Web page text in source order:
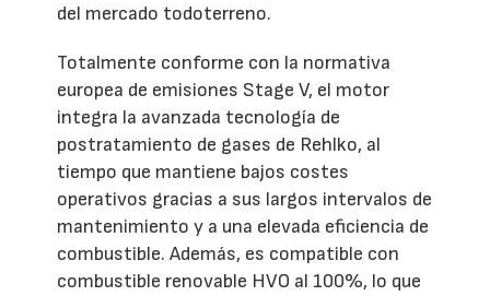
del mercado todoterreno.
Totalmente conforme con la normativa
europea de emisiones Stage V, el motor
integra la avanzada tecnología de
postratamiento de gases de Rehlko, al
tiempo que mantiene bajos costes
operativos gracias a sus largos intervalos de
mantenimiento y a una elevada eficiencia de
combustible. Además, es compatible con
combustible renovable HVO al 100%, lo que